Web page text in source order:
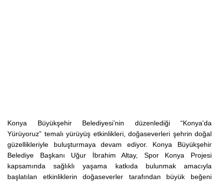
Konya Büyükşehir Belediyesi’nin düzenlediği “Konya'da
Yürüyoruz” temalı yürüyüş etkinlikleri, doğaseverleri şehrin doğal
güzellikleriyle buluşturmaya devam ediyor. Konya Büyükşehir
Belediye Başkanı Uğur İbrahim Altay, Spor Konya Projesi
kapsamında sağlıklı yaşama katkıda bulunmak amacıyla
başlatılan etkinliklerin doğaseverler tarafından büyük beğeni